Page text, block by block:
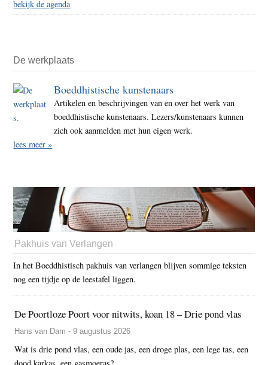
bekijk de agenda
De werkplaats
Boeddhistische kunstenaars
Artikelen en beschrijvingen van en over het werk van
boeddhistische kunstenaars. Lezers/kunstenaars kunnen
zich ook aanmelden met hun eigen werk.
lees meer »
Pakhuis van Verlangen
In het Boeddhistisch pakhuis van verlangen blijven sommige teksten
nog een tijdje op de leestafel liggen.
De Poortloze Poort voor nitwits, koan 18 – Drie pond vlas
Hans van Dam - 9 augustus 2026
Wat is drie pond vlas, een oude jas, een droge plas, een lege tas, een